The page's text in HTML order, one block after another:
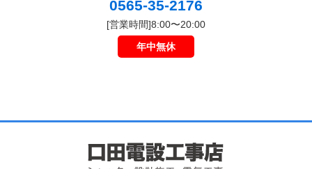
0565-35-2176
[営業時間]8:00〜20:00
年中無休